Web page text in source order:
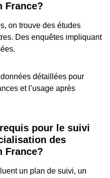
France?
on trouve des études
Des enquêtes impliquant
détaillées pour
et l’usage après
pour le suivi
des
France?
un plan de suivi, un